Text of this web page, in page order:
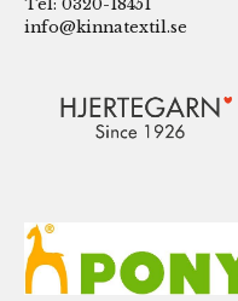
Tel: 0320-18451
info@kinnatextil.se